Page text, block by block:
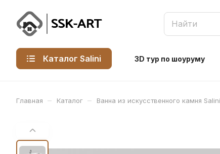
Каталог Salini 3D тур по шоуруму
Главная – Каталог – Ванна из искусственного камня